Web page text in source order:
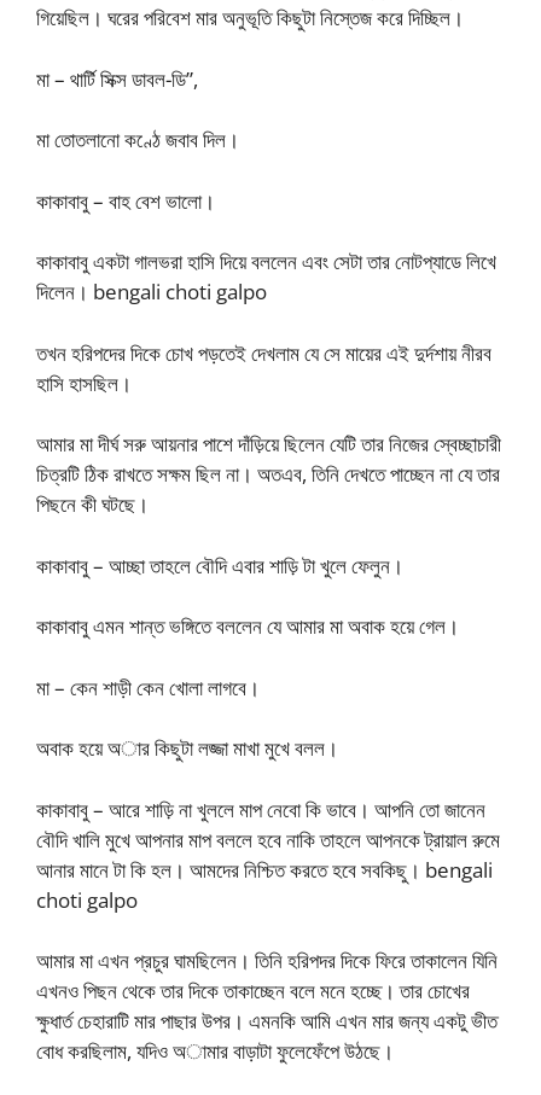
গিয়েছিল। ঘরের পরিবেশ মার অনুভূতি কিছুটা নিস্তেজ করে দিচ্ছিল।
মা – থার্টি সিক্স ডাবল-ডি”,
মা তোতলানো কণ্ঠে জবাব দিল।
কাকাবাবু – বাহ বেশ ভালো।
কাকাবাবু একটা গালভরা হাসি দিয়ে বললেন এবং সেটা তার নোটপ্যাডে লিখে
দিলেন। bengali choti galpo
তখন হরিপদের দিকে চোখ পড়তেই দেখলাম যে সে মায়ের এই দুর্দশায় নীরব
হাসি হাসছিল।
আমার মা দীর্ঘ সরু আয়নার পাশে দাঁড়িয়ে ছিলেন যেটি তার নিজের স্বেচ্ছাচারী
চিত্রটি ঠিক রাখতে সক্ষম ছিল না। অতএব, তিনি দেখতে পাচ্ছেন না যে তার
পিছনে কী ঘটছে।
কাকাবাবু – আচ্ছা তাহলে বৌদি এবার শাড়ি টা খুলে ফেলুন।
কাকাবাবু এমন শান্ত ভঙ্গিতে বললেন যে আমার মা অবাক হয়ে গেল।
মা – কেন শাড়ী কেন খোলা লাগবে।
অবাক হয়ে অার কিছুটা লজ্জা মাখা মুখে বলল।
কাকাবাবু – আরে শাড়ি না খুললে মাপ নেবো কি ভাবে। আপনি তো জানেন
বৌদি খালি মুখে আপনার মাপ বললে হবে নাকি তাহলে আপনকে ট্রায়াল রুমে
আনার মানে টা কি হল। আমদের নিশ্চিত করতে হবে সবকিছু। bengali
choti galpo
আমার মা এখন প্রচুর ঘামছিলেন। তিনি হরিপদর দিকে ফিরে তাকালেন যিনি
এখনও পিছন থেকে তার দিকে তাকাচ্ছেন বলে মনে হচ্ছে। তার চোখের
ক্ষুধার্ত চেহারাটি মার পাছার উপর। এমনকি আমি এখন মার জন্য একটু ভীত
বোধ করছিলাম, যদিও অামার বাড়াটা ফুলেফেঁপে উঠছে।